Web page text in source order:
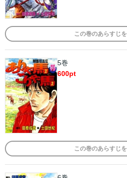
この巻のあらすじを
5巻
600pt
この巻のあらすじを